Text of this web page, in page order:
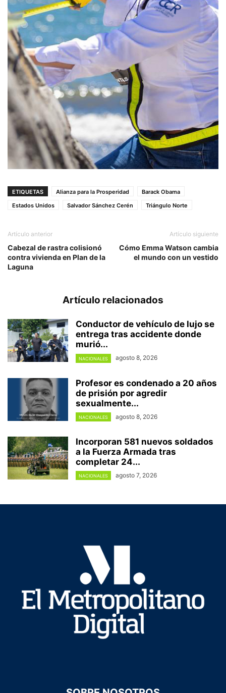
ETIQUETAS Alianza para la Prosperidad
Barack Obama
Estados Unidos
Salvador Sánchez Cerén Triángulo Norte
Artículo anterior
Cabezal de rastra colisionó
contra vivienda en Plan de la
Laguna
Artículo siguiente
Cómo Emma Watson cambia
el mundo con un vestido
Artículo relacionados
Conductor de vehículo de lujo se
entrega tras accidente donde
murió...
NACIONALES agosto 8, 2026
Profesor es condenado a 20 años
de prisión por agredir
sexualmente...
NACIONALES agosto 8, 2026
Incorporan 581 nuevos soldados
a la Fuerza Armada tras
completar 24...
NACIONALES agosto 7, 2026